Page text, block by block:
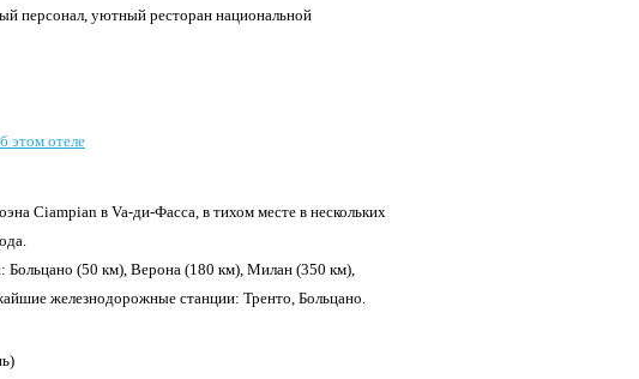
персонал, уютный ресторан национальной
этом отеле
Ciampian в Va-ди-Фасса, в тихом месте в нескольких
Больцано (50 км), Верона (180 км), Милан (350 км),
железнодорожные станции: Тренто, Больцано.